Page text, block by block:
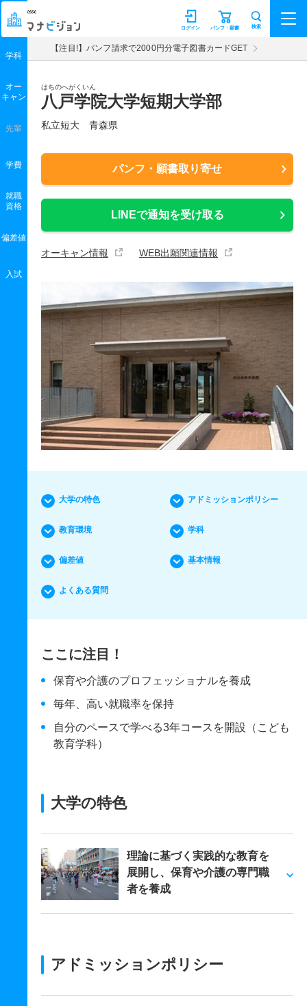
マナビジョン パンフ・願書
ログイン 検索
【注目!】パンフ請求で2000円分電子図書カードGET
はちのへがくいん
八戸学院大学短期大学部
私立短大 青森県
パンフ・願書取り寄せ
LINEで通知を受け取る
オーキャン情報 WEB出願関連情報
学科
オー
キャン
先輩
学費
就職
資格
偏差値
入試
大学の特色 アドミッションポリシー
教育環境 学科
偏差値 基本情報
よくある質問
ここに注目！
保育や介護のプロフェッショナルを養成
毎年、高い就職率を保持
自分のペースで学べる3年コースを開設（こども
教育学科）
大学の特色
理論に基づく実践的な教育を
展開し、保育や介護の専門職
者を養成
アドミッションポリシー